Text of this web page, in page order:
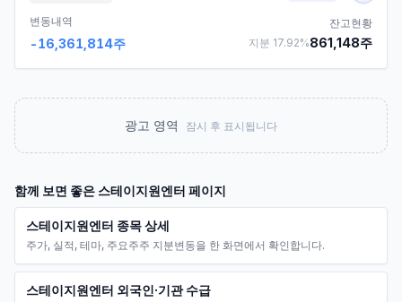
변동내역
-16,361,814주
잔고현황
지분 17.92%861,148주
광고 영역 잠시 후 표시됩니다
함께 보면 좋은 스테이지원엔터 페이지
스테이지원엔터 종목 상세
주가, 실적, 테마, 주요주주 지분변동을 한 화면에서 확인합니다.
스테이지원엔터 외국인·기관 수급